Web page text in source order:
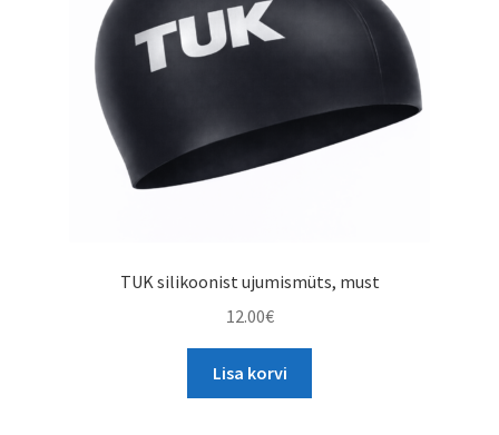
page
TUK silikoonist ujumismüts, must
12.00€
Lisa korvi